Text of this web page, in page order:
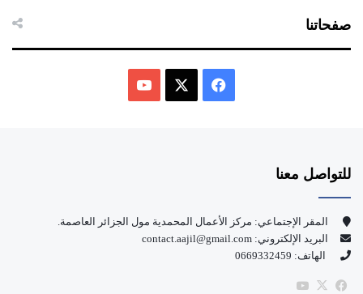
صفحاتنا
و
ك
للتواصل معنا
المقر الإجتماعي: مركز الأعمال المحمدية مول الجزائر العاصمة.
البريد الإلكتروني: contact.aajil@gmail.com
الهاتف: 0669332459
فيسبوك
‫X